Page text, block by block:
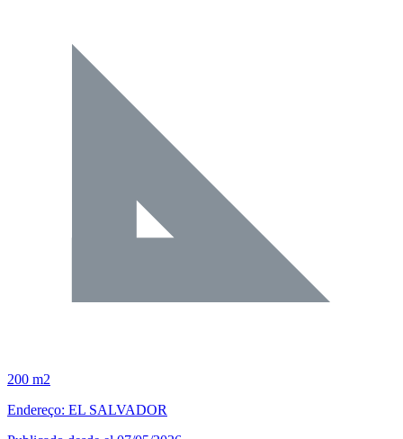
200 m2
Endereço: EL SALVADOR